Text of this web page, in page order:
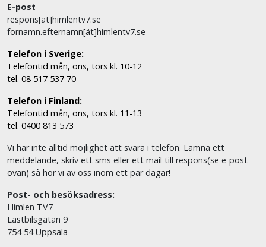
E-post
respons[ät]himlentv7.se
fornamn.efternamn[ät]himlentv7.se
Telefon i Sverige:
Telefontid mån, ons, tors kl. 10-12
tel. 08 517 537 70
Telefon i Finland:
Telefontid mån, ons, tors kl. 11-13
tel. 0400 813 573
Vi har inte alltid möjlighet att svara i telefon. Lämna ett
meddelande, skriv ett sms eller ett mail till respons(se e-post
ovan) så hör vi av oss inom ett par dagar!
Post- och besöksadress:
Himlen TV7
Lastbilsgatan 9
754 54 Uppsala